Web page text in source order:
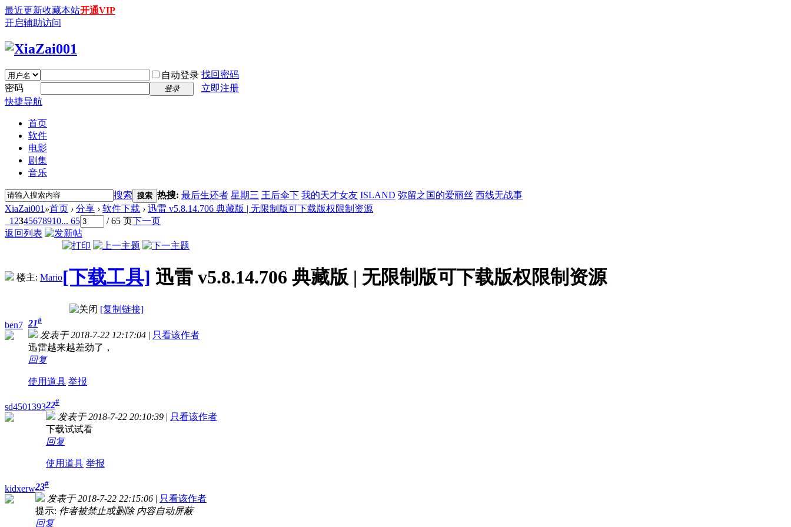
最近更新收藏本站开通VIP
开启辅助访问
自动登录 找回密码
密码
登录
立即注册
快捷导航
首页
软件
电影
剧集
音乐
搜索 搜索 热搜: 最后生还者 星期三 王后伞下 我的天才女友 ISLAND 弥留之国的爱丽丝 西线无战事
XiaZai001 »首页 › 分享 › 软件下载 › 迅雷 v5.8.14.706 典藏版 | 无限制版可下载版权限制资源
1 2345678910... 65 / 65 页下一页
返回列表
楼主: Mario[下载工具] 迅雷 v5.8.14.706 典藏版 | 无限制版可下载版权限制资源
[复制链接]
ben7 21#
发表于 2018-7-22 12:17:04 | 只看该作者
迅雷越来越差劲了，
回复
使用道具 举报
sd450139322#
发表于 2018-7-22 20:10:39 | 只看该作者
下载试试看
回复
使用道具 举报
kidxerw23#
发表于 2018-7-22 22:15:06 | 只看该作者
提示: 作者被禁止或删除 内容自动屏蔽
回复